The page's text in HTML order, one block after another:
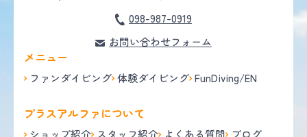
098-987-0919
お問い合わせフォーム
メニュー
ファンダイビング 体験ダイビング FunDiving/EN
プラスアルファについて
ショップ紹介 スタッフ紹介 よくある質問 ブログ